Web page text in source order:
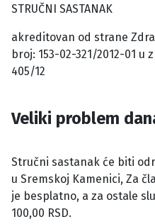
STRUČNI SASTANAK
akreditovan od strane
broj: 153-02-321/2012-01
405/12
Veliki problem
Stručni sastanak će biti
u Sremskoj Kamenici, Za
je besplatno, a za ostale
100,00 RSD.